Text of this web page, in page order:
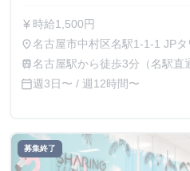
currency_yen 時給1,500円
place名古屋市中村区名駅1-1-1 JP
train名古屋駅から徒歩3分（名駅直
calendar_today週3日〜 / 週12時間〜
募集終了